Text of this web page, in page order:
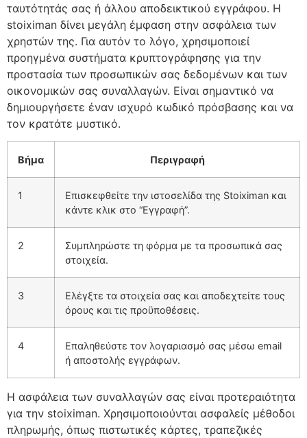
ταυτότητάς σας ή άλλου αποδεικτικού εγγράφου. Η
stoiximan δίνει μεγάλη έμφαση στην ασφάλεια των
χρηστών της. Για αυτόν το λόγο, χρησιμοποιεί
προηγμένα συστήματα κρυπτογράφησης για την
προστασία των προσωπικών σας δεδομένων και των
οικονομικών σας συναλλαγών. Είναι σημαντικό να
δημιουργήσετε έναν ισχυρό κωδικό πρόσβασης και να
τον κρατάτε μυστικό.
Βήμα Περιγραφή
1
Επισκεφθείτε την ιστοσελίδα της Stoiximan και
κάντε κλικ στο “Εγγραφή”.
2
Συμπληρώστε τη φόρμα με τα προσωπικά σας
στοιχεία.
3
Ελέγξτε τα στοιχεία σας και αποδεχτείτε τους
όρους και τις προϋποθέσεις.
4
Επαληθεύστε τον λογαριασμό σας μέσω email
ή αποστολής εγγράφων.
Η ασφάλεια των συναλλαγών σας είναι προτεραιότητα
για την stoiximan. Χρησιμοποιούνται ασφαλείς μέθοδοι
πληρωμής, όπως πιστωτικές κάρτες, τραπεζικές